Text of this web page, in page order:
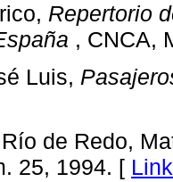
Repertorio
, CNCA,
Luis,
de Redo,
25, 1994. [